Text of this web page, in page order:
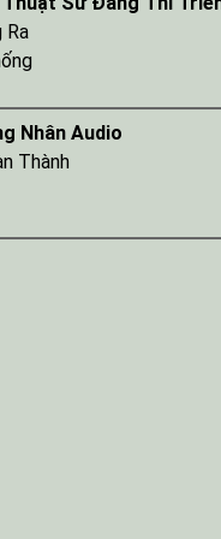
Ra
Nhân Audio
Thành